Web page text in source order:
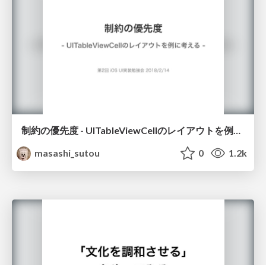
制約の優先度 - UITableViewCellのレイアウトを例に考える
masashi_sutou
0 1.2k